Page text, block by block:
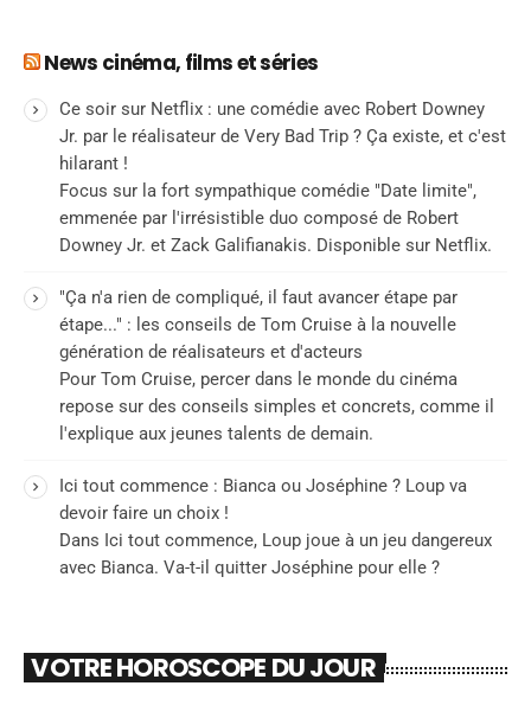
News cinéma, films et séries
Ce soir sur Netflix : une comédie avec Robert Downey
Jr. par le réalisateur de Very Bad Trip ? Ça existe, et c'est
hilarant !
Focus sur la fort sympathique comédie "Date limite",
emmenée par l'irrésistible duo composé de Robert
Downey Jr. et Zack Galifianakis. Disponible sur Netflix.
"Ça n'a rien de compliqué, il faut avancer étape par
étape..." : les conseils de Tom Cruise à la nouvelle
génération de réalisateurs et d'acteurs
Pour Tom Cruise, percer dans le monde du cinéma
repose sur des conseils simples et concrets, comme il
l'explique aux jeunes talents de demain.
Ici tout commence : Bianca ou Joséphine ? Loup va
devoir faire un choix !
Dans Ici tout commence, Loup joue à un jeu dangereux
avec Bianca. Va-t-il quitter Joséphine pour elle ?
VOTRE HOROSCOPE DU JOUR